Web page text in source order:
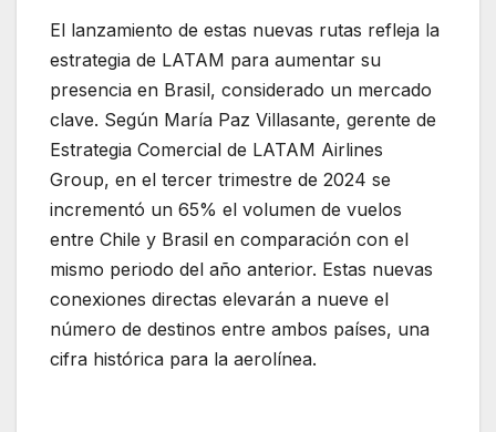
El lanzamiento de estas nuevas rutas refleja la
estrategia de LATAM para aumentar su
presencia en Brasil, considerado un mercado
clave. Según María Paz Villasante, gerente de
Estrategia Comercial de LATAM Airlines
Group, en el tercer trimestre de 2024 se
incrementó un 65% el volumen de vuelos
entre Chile y Brasil en comparación con el
mismo periodo del año anterior. Estas nuevas
conexiones directas elevarán a nueve el
número de destinos entre ambos países, una
cifra histórica para la aerolínea.